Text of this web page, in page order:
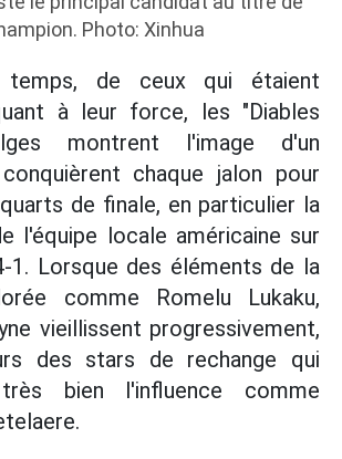
Photo: Xinhua
temps, de ceux qui étaient
à leur force, les "Diables
montrent l'image d'un
chaque jalon pour
de finale, en particulier la
l'équipe locale américaine sur
1. Lorsque des éléments de la
comme Romelu Lukaku,
vieillissent progressivement,
des stars de rechange qui
bien l'influence comme